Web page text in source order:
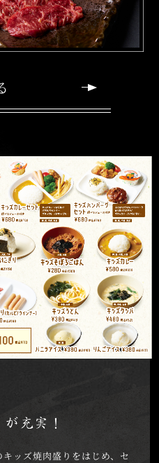
ッズ焼肉盛りをはじめ、セ